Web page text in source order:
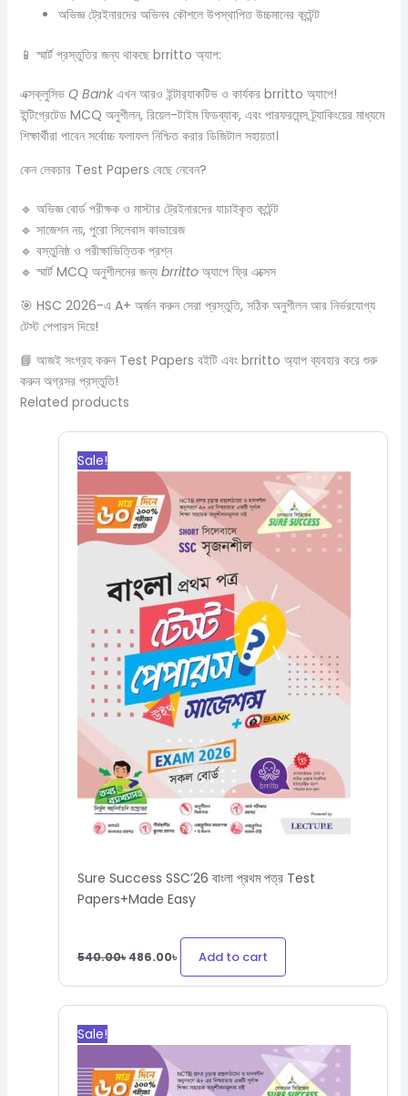
অভিজ্ঞ ট্রেইনারদের অভিনব কৌশলে উপস্থাপিত উচ্চমানের কন্টেন্ট
📱 স্মার্ট প্রস্তুতির জন্য থাকছে brritto অ্যাপ:
এক্সক্লুসিভ Q Bankএখন আরও ইন্টার‍্যাকটিভ ও কার্যকর brritto অ্যাপে!
ইন্টিগ্রেটেড MCQ অনুশীলন, রিয়েল-টাইম ফিডব্যাক, এবং পারফরমেন্স ট্র্যাকিংয়ের মাধ্যমে
শিক্ষার্থীরা পাবেন সর্বোচ্চ ফলাফল নিশ্চিত করার ডিজিটাল সহায়তা।
কেন লেকচার Test Papers বেছে নেবেন?
🔹 অভিজ্ঞ বোর্ড পরীক্ষক ও মাস্টার ট্রেইনারদের যাচাইকৃত কন্টেন্ট
🔹 সাজেশন নয়, পুরো সিলেবাস কাভারেজ
🔹 বস্তুনিষ্ঠ ও পরীক্ষাভিত্তিক প্রশ্ন
🔹 স্মার্ট MCQ অনুশীলনের জন্য brrittoঅ্যাপে ফ্রি এক্সেস
🎯 HSC 2026-এ A+ অর্জন করুন সেরা প্রস্তুতি, সঠিক অনুশীলন আর নির্ভরযোগ্য
টেস্ট পেপারস দিয়ে!
📘 আজই সংগ্রহ করুন Test Papers বইটি এবং brritto অ্যাপ ব্যবহার করে শুরু
করুন অগ্রসর প্রস্তুতি!
Related products
Sale!
Sure Success SSC’26 বাংলা প্রথম পত্র Test
Papers+Made Easy
540.00৳
540.00৳.
486.00৳ Add to cart
Sale!
570.00৳.